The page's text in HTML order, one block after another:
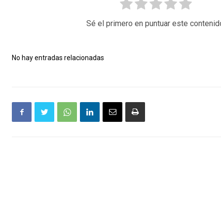
Sé el primero en puntuar este
No hay entradas relacionadas